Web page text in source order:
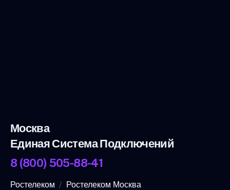
Москва
Единая Система Подключений
8 (800) 505-88-41
Ростелеком
Ростелеком Москва